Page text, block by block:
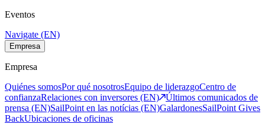
Eventos
Navigate (EN)
Empresa
Empresa
Quiénes somosPor qué nosotrosEquipo de liderazgoCentro de
confianzaRelaciones con inversores (EN)
Últimos comunicados de
prensa (EN)SailPoint en las notícias (EN)GalardonesSailPoint Gives
BackUbicaciones de oficinas